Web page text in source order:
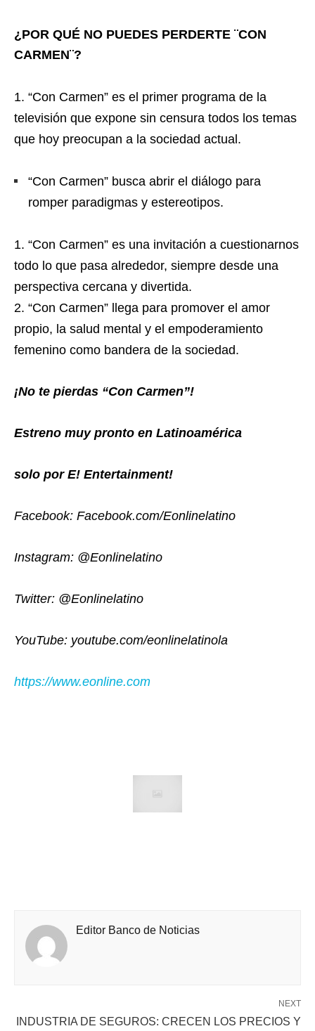
¿POR QUÉ NO PUEDES PERDERTE ¨CON
CARMEN¨?
“Con Carmen” es el primer programa de la
televisión que expone sin censura todos los temas
que hoy preocupan a la sociedad actual.
“Con Carmen” busca abrir el diálogo para
romper paradigmas y estereotipos.
“Con Carmen” es una invitación a cuestionarnos
todo lo que pasa alrededor, siempre desde una
perspectiva cercana y divertida.
“Con Carmen” llega para promover el amor
propio, la salud mental y el empoderamiento
femenino como bandera de la sociedad.
¡No te pierdas “Con Carmen”!
Estreno muy pronto en Latinoamérica
solo por E! Entertainment!
Facebook: Facebook.com/Eonlinelatino
Instagram: @Eonlinelatino
Twitter: @Eonlinelatino
YouTube: youtube.com/eonlinelatinola
https://www.eonline.com
Editor Banco de Noticias
NEXT
INDUSTRIA DE SEGUROS: CRECEN LOS PRECIOS Y